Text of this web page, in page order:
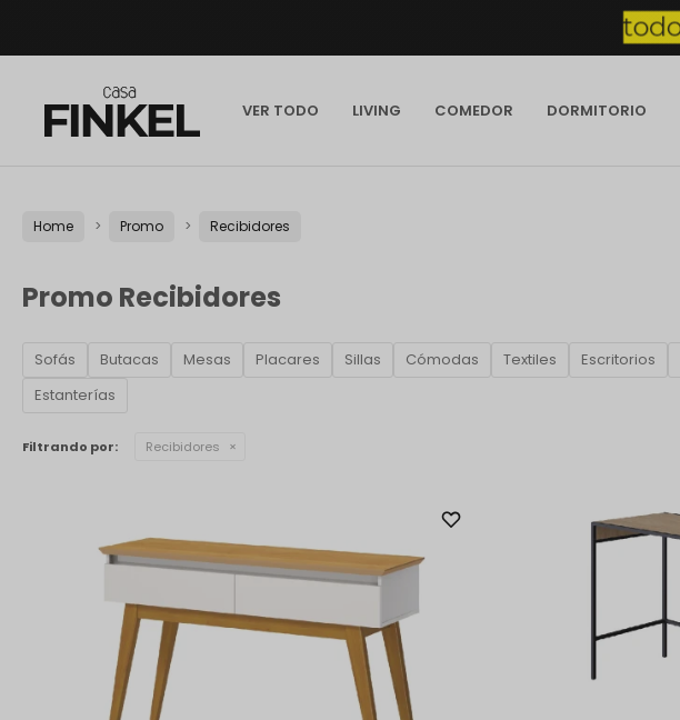
VER TODO LIVING COMEDOR DORMITORIO
Home Promo Recibidores
Promo Recibidores
Sofás Butacas Mesas Placares Sillas Cómodas Textiles Escritorios
Estanterías
Filtrando por: Recibidores